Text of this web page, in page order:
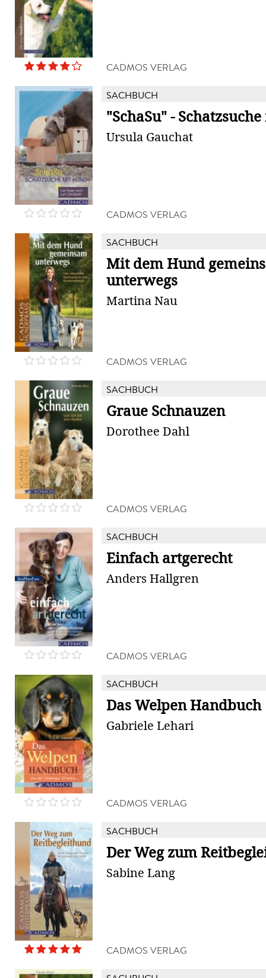
CADMOS VERLAG
SACHBUCH
"SchaSu" -
Ursula Gauchat
CADMOS VERLAG
SACHBUCH
Mit dem Hund
unterwegs
Martina Nau
CADMOS VERLAG
SACHBUCH
Graue Schnauzen
Dorothee Dahl
CADMOS VERLAG
SACHBUCH
Einfach artgerecht
Anders Hallgren
CADMOS VERLAG
SACHBUCH
Das Welpen Handbuch
Gabriele Lehari
CADMOS VERLAG
SACHBUCH
Der Weg zum
Sabine Lang
CADMOS VERLAG